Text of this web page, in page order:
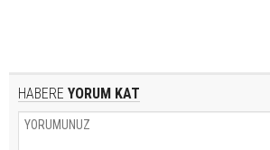
HABERE YORUM KAT